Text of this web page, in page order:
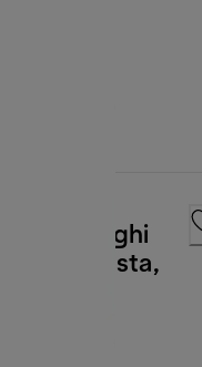
De'Longhi
% Robusta,